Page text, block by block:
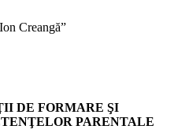
Creangă”
DE FORMARE ŞI
PARENTALE